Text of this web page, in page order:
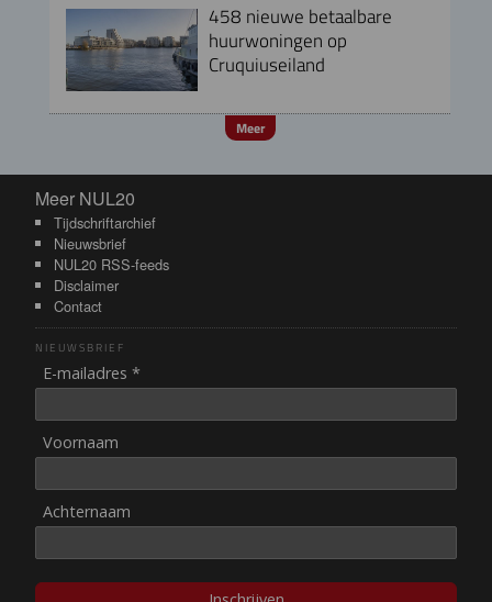
458 nieuwe betaalbare
huurwoningen op
Cruquiuseiland
Meer
Meer NUL20
Meer NUL20
Tijdschriftarchief
Nieuwsbrief
NUL20 RSS-feeds
Disclaimer
Contact
NIEUWSBRIEF
E-mailadres *
Voornaam
Achternaam